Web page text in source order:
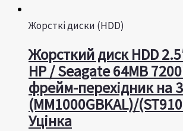
Жорсткі диски (HDD)
Жорсткий диск HDD
HP / Seagate 64MB
фрейм-перехідник на
(MM1000GBKAL)/
Уцінка